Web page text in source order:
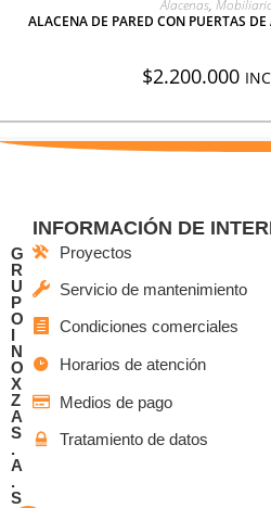
Alacenas,
ALACENA DE PARED CON PUERTAS
$2.200.000
G
R
U
P
O
I
N
O
X
Z
A
S
.
A
.
S
INFORMACIÓN DE
Proyectos
Servicio de mantenimiento
Condiciones comerciales
Horarios de atención
Medios de pago
Tratamiento de datos